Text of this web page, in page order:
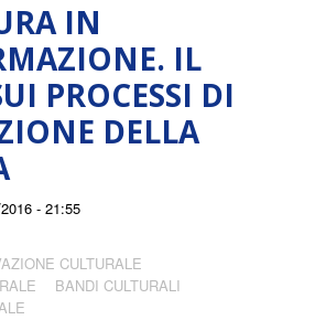
IN
IL
PROCESSI DI
DELLA
- 21:55
CULTURALE
BANDI CULTURALI